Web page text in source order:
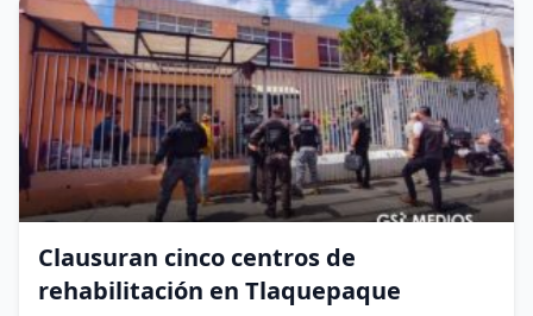
Clausuran cinco centros de
rehabilitación en Tlaquepaque